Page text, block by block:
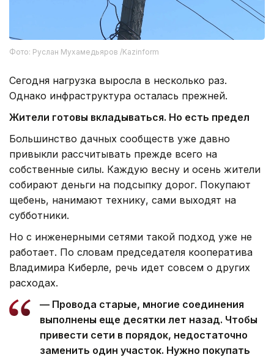
Фото: Руслан Мухамедьяров /Kazinform
Сегодня нагрузка выросла в несколько раз.
Однако инфраструктура осталась прежней.
Жители готовы вкладываться. Но есть предел
Большинство дачных сообществ уже давно
привыкли рассчитывать прежде всего на
собственные силы. Каждую весну и осень жители
собирают деньги на подсыпку дорог. Покупают
щебень, нанимают технику, сами выходят на
субботники.
Но с инженерными сетями такой подход уже не
работает. По словам председателя кооператива
Владимира Киберле, речь идет совсем о других
расходах.
— Провода старые, многие соединения
выполнены еще десятки лет назад. Чтобы
привести сети в порядок, недостаточно
заменить один участок. Нужно покупать